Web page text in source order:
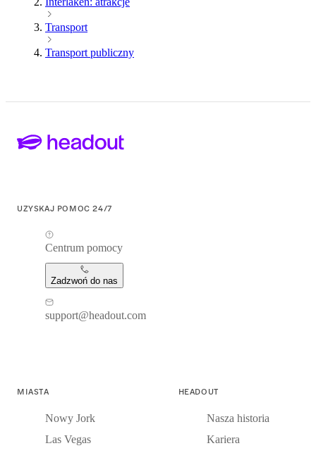
Transport
Transport publiczny
UZYSKAJ POMOC 24/7
Centrum pomocy
Zadzwoń do nas
support@headout.com
MIASTA
Nowy Jork
Las Vegas
HEADOUT
Nasza historia
Kariera